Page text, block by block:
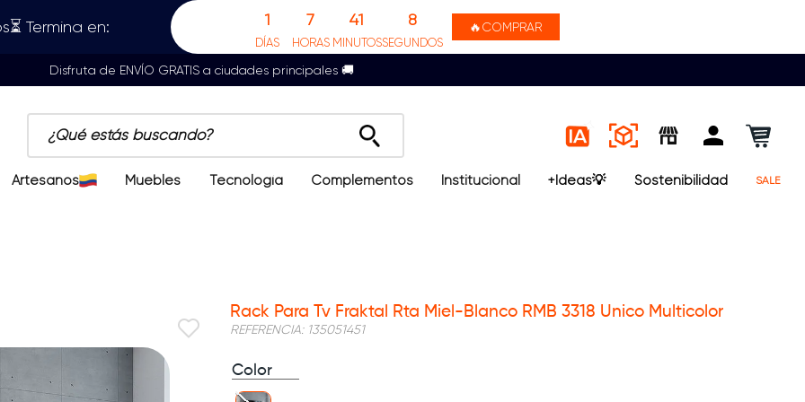
Termina en: 1
DÍAS
7
HORAS
41
MINUTOS
7
SEGUNDOS
🔥COMPRAR
Disfruta de ENVÍO GRATIS a ciudades principales 🚚
¿Qué estás buscando?
Artesanos Muebles Tecnología Complementos Institucional +Ideas💡 Sostenibilidad SALE
Rack Para Tv Fraktal Rta Miel-Blanco RMB 3318 Unico Multicolor
REFERENCIA: 135051451
Color